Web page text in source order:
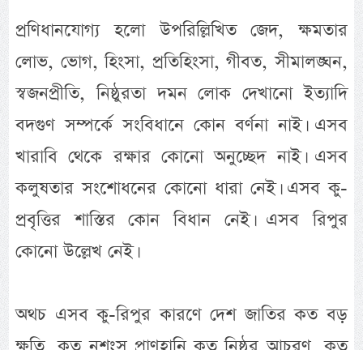
প্রণিধানযোগ্য হলো উপরিল্লিখিত জেদ, ক্ষমতার
লোভ, ভোগ, হিংসা, প্রতিহিংসা, গীবত, সীমালঙ্ঘন,
স্বজনপ্রীতি, নিষ্ঠুরতা দমন লোক দেখানো ইত্যাদি
বদগুণ সম্পর্কে সংবিধানে কোন বর্ণনা নাই। এসব
খারাবি থেকে রক্ষার কোনো অনুচ্ছেদ নাই। এসব
কলুষতার সংশোধনের কোনো ধারা নেই। এসব কু-
প্রবৃত্তির শাস্তির কোন বিধান নেই। এসব রিপুর
কোনো উল্লেখ নেই।
অথচ এসব কু-রিপুর কারণে দেশ জাতির কত বড়